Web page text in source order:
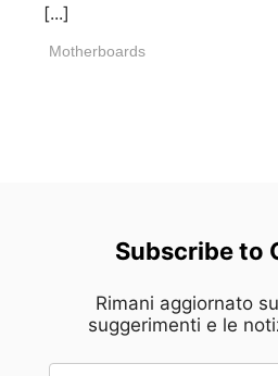
[...]
Motherboards
Subscribe to
Rimani aggiornato
suggerimenti e le